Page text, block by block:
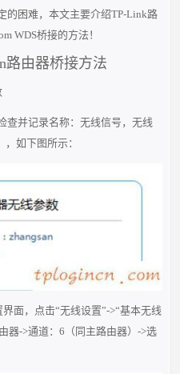
的困难，本文主要介绍TP-Link路
WDS桥接的方法！
路由器桥接方法
查并记录名称：无线信号，无线
如下图所示：
面，点击“无线设置”->“基本无线
器->通道：6（同主路由器）->选